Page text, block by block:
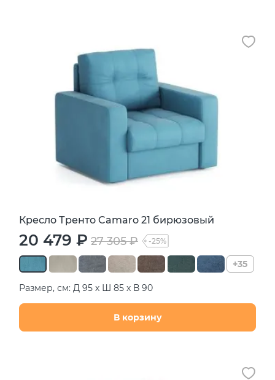
Кресло Тренто Camaro 21 бирюзовый
20 479 ₽ 27 305 ₽ -25%
+35
Размер, см: Д 95 х Ш 85 х В 90
В корзину